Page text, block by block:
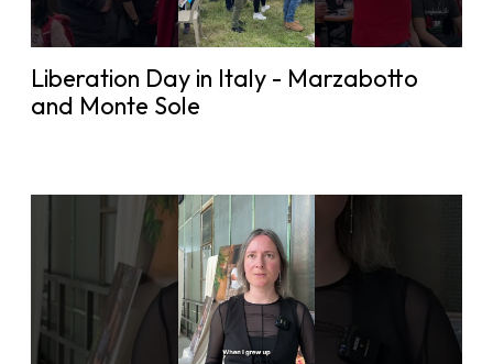
Liberation Day in Italy - Marzabotto
and Monte Sole